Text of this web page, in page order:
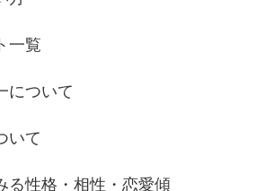
一覧
について
いて
る性格・相性・恋愛傾